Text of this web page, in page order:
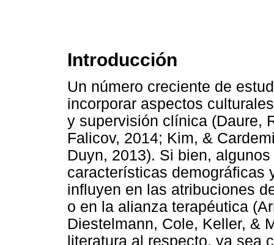
Introducción
Un número creciente de
incorporar aspectos
y supervisión clínica (Daure,
Falicov, 2014; Kim, &
Duyn, 2013). Si bien,
características demográficas
influyen en las atribuciones
o en la alianza terapéutica
Diestelmann, Cole, Keller, &
literatura al respecto, ya sea